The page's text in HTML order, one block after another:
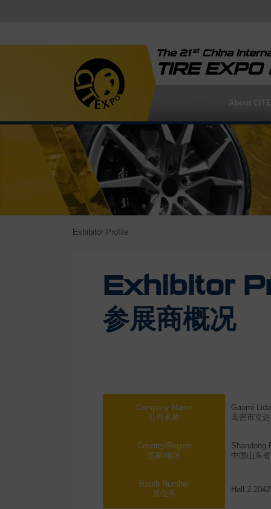
The 21stChina
TIRE EXPO
About
Exhibitor Profile
Exhibitor
参展商概况
Company Name
公司名称
Gaomi
高密市立
Country/Region
国家/地区
Shandong
中国山东省
Booth Number
展位号
Hall.2.2042